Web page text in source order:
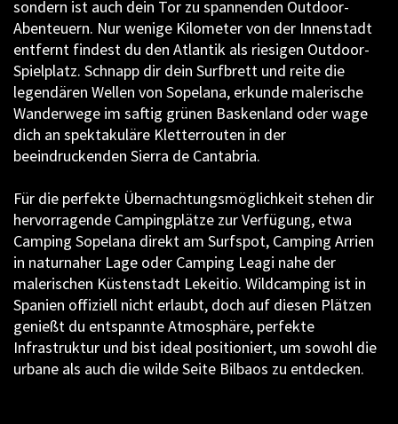
sondern ist auch dein Tor zu spannenden Outdoor-
Abenteuern. Nur wenige Kilometer von der Innenstadt
entfernt findest du den Atlantik als riesigen Outdoor-
Spielplatz. Schnapp dir dein Surfbrett und reite die
legendären Wellen von Sopelana, erkunde malerische
Wanderwege im saftig grünen Baskenland oder wage
dich an spektakuläre Kletterrouten in der
beeindruckenden Sierra de Cantabria.
Für die perfekte Übernachtungsmöglichkeit stehen dir
hervorragende Campingplätze zur Verfügung, etwa
Camping Sopelana direkt am Surfspot, Camping Arrien
in naturnaher Lage oder Camping Leagi nahe der
malerischen Küstenstadt Lekeitio. Wildcamping ist in
Spanien offiziell nicht erlaubt, doch auf diesen Plätzen
genießt du entspannte Atmosphäre, perfekte
Infrastruktur und bist ideal positioniert, um sowohl die
urbane als auch die wilde Seite Bilbaos zu entdecken.